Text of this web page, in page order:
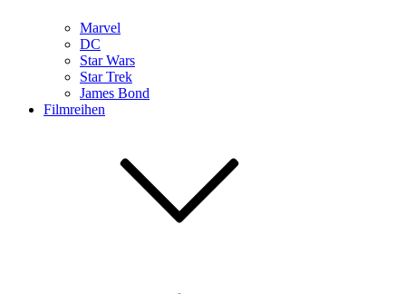
Marvel
DC
Star Wars
Star Trek
James Bond
Filmreihen